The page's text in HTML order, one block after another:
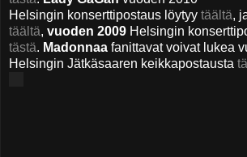
Helsingin konserttipostaus löytyy täältä,
täältä, vuoden 2009 Helsingin
tästä. Madonnaa fanittavat voivat lukea
Helsingin Jätkäsaaren keikkapostausta